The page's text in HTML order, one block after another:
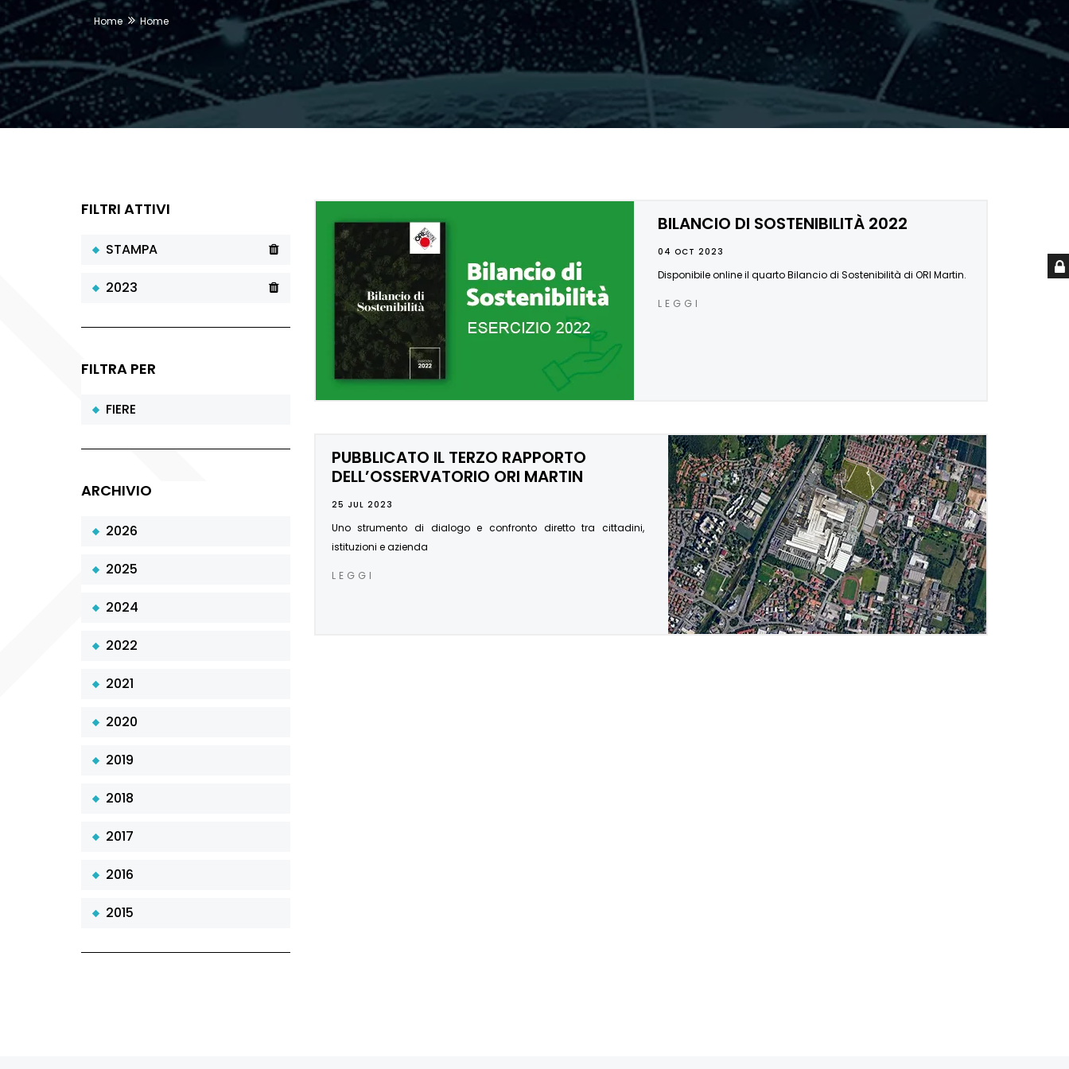
Home Home
FILTRI ATTIVI
STAMPA
2023
FILTRA PER
FIERE
ARCHIVIO
2026
2025
2024
2022
2021
2020
2019
2018
2017
2016
2015
BILANCIO DI SOSTENIBILITÀ 2022
04 OCT 2023
Disponibile online il quarto Bilancio di Sostenibilità di ORI Martin.
LEGGI
PUBBLICATO IL TERZO RAPPORTO
DELL’OSSERVATORIO ORI MARTIN
25 JUL 2023
Uno strumento di dialogo e confronto diretto tra cittadini,
istituzioni e azienda
LEGGI